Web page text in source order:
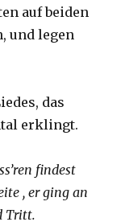
auf beiden
und legen
das
erklingt.
findest
, er ging an
Tritt.